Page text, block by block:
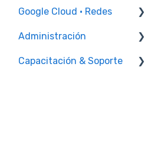
Instancia de VM
Google Cloud · Redes
Reglas de firewall
Administración
Facturación
Capacitación & Soporte